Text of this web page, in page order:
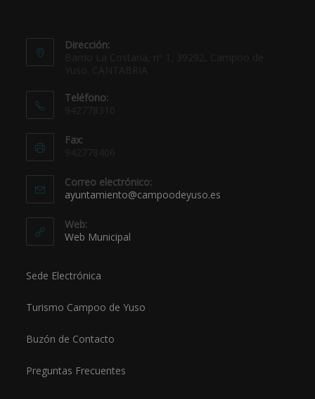
Dirección:
Teléfono:
Fax:
Correo electrónico:
ayuntamiento@campoodeyuso.es
Web:
Web Municipal
Sede Electrónica
Turismo Campoo de Yuso
Buzón de Contacto
Preguntas Frecuentes